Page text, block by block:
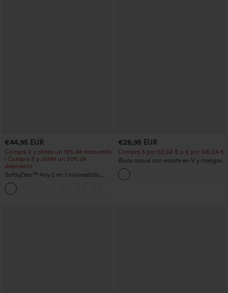
€44,95 EUR
Compra 2 y obtén un 10% de descuento
| Compra 3 y obtén un 20% de
descuento
SoftlyZero™ Airy 2 en 1 minivestido
activo de baile con bolsillos — Edición
Easy Peezy — largo extra
€26,95 EUR
Compra 3 por 52,62 € o 6 por 105,24 €.
Blusa casual con escote en V y mangas
cortas abullonadas